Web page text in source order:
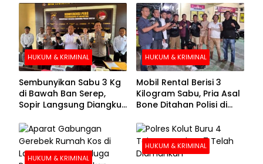
Pengejaran
HUKUM & KRIMINAL
Sembunyikan Sabu 3 Kg
di Bawah Ban Serep,
Sopir Langsung Diangkut
HUKUM & KRIMINAL
Mobil Rental Berisi 3
Kilogram Sabu, Pria Asal
Bone Ditahan Polisi di
HUKUM & KRIMINAL
HUKUM & KRIMINAL